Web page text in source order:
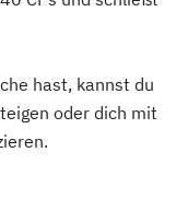
hast, kannst du
oder dich mit